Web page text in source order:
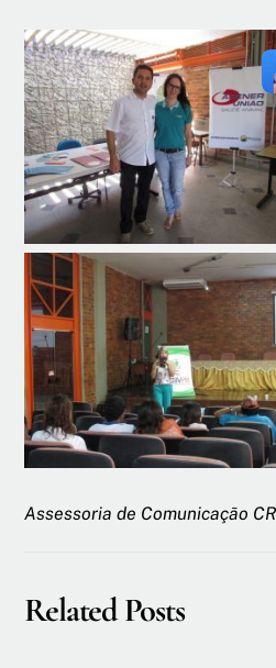
Assessoria de Comunicação
Related Posts